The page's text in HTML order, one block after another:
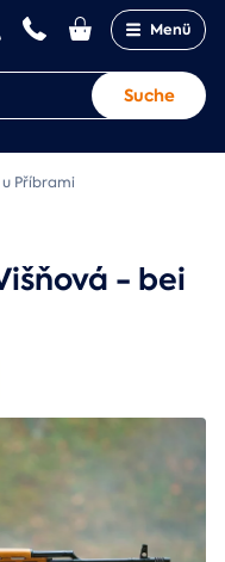
Menü
Suche
Příbrami
- bei